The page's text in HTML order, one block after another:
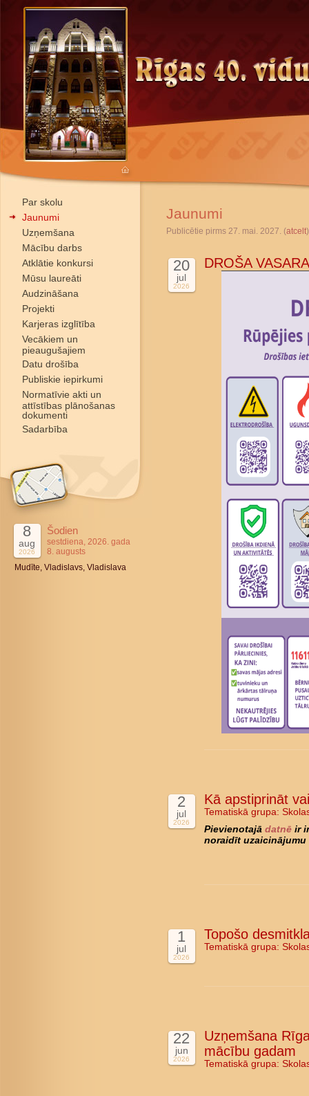
Par skolu
Jaunumi
Uzņemšana
Mācību darbs
Atklātie konkursi
Mūsu laureāti
Audzināšana
Projekti
Karjeras izglītība
Vecākiem un
pieaugušajiem
Datu drošība
Publiskie iepirkumi
Normatīvie akti un
attīstības plānošanas
dokumenti
Sadarbība
8
aug
2026
Šodien
sestdiena, 2026. gada
8. augusts
Mudīte, Vladislavs, Vladislava
Jaunumi
Publicētie pirms 27. mai. 2027. (atcelt)
20
jul
2026
DROŠA
2
jul
2026
Kā apstiprināt
Tematiskā grupa:
Pievienotajā datnē ir
noraidīt uzaicinājumu
1
jul
2026
Topošo
Tematiskā grupa:
22
jun
2026
Uzņemšana
mācību gadam
Tematiskā grupa: